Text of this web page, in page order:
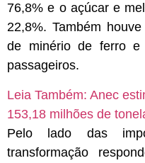
76,8% e o açúcar e
22,8%. Também
de minério de ferro e
passageiros.
Leia Também: Anec
153,18 milhões de
Pelo lado das
transformação